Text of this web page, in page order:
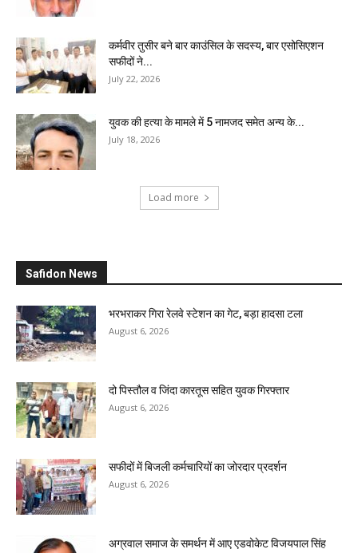
कर्मवीर तुसीर बने बार काउंसिल के सदस्य, बार एसोसिएशन
सफीदों ने...
July 22, 2026
युवक की हत्या के मामले में 5 नामजद समेत अन्य के...
July 18, 2026
Load more
Safidon News
भरभराकर गिरा रेलवे स्टेशन का गेट, बड़ा हादसा टला
August 6, 2026
दो पिस्तौल व जिंदा कारतूस सहित युवक गिरफ्तार
August 6, 2026
सफीदों में बिजली कर्मचारियों का जोरदार प्रदर्शन
August 6, 2026
अग्रवाल समाज के समर्थन में आए एडवोकेट विजयपाल सिंह